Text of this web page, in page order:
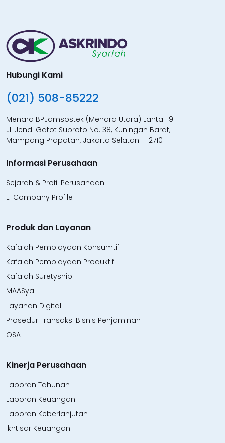
Hubungi Kami
(021) 508-85222
Menara BPJamsostek (Menara Utara) Lantai 19
Jl. Jend. Gatot Subroto No. 38, Kuningan Barat,
Mampang Prapatan, Jakarta Selatan - 12710
Informasi Perusahaan
Sejarah & Profil Perusahaan
E-Company Profile
Produk dan Layanan
Kafalah Pembiayaan Konsumtif
Kafalah Pembiayaan Produktif
Kafalah Suretyship
MAASya
Layanan Digital
Prosedur Transaksi Bisnis Penjaminan
OSA
Kinerja Perusahaan
Laporan Tahunan
Laporan Keuangan
Laporan Keberlanjutan
Ikhtisar Keuangan